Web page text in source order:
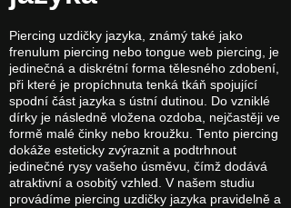
Piercing uzdičky jazyka, známý také jako
frenulum piercing nebo tongue web piercing, je
jedinečná a diskrétní forma tělesného zdobení,
při které je propíchnuta tenká tkáň spojující
spodní část jazyka s ústní dutinou. Do vzniklé
dírky je následně vložena ozdoba, nejčastěji ve
formě malé činky nebo kroužku. Tento piercing
dokáže esteticky zvýraznit a podtrhnout
jedinečné rysy vašeho úsměvu, čímž dodává
atraktivní a osobitý vzhled. V našem studiu
provádíme piercing uzdičky jazyka pravidelně a